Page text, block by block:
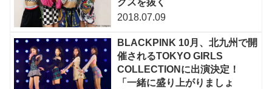
クスを抜く
2018.07.09
BLACKPINK 10月、北九州で開
催されるTOKYO GIRLS
COLLECTIONに出演決定！
「一緒に盛り上がりましょ